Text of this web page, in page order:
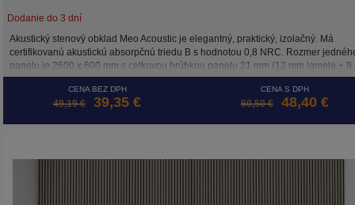
Dodanie do 3 dní
Akustický stenový obklad Meo Acoustic je elegantný, praktický, izolačný. Má
certifikovanú akustickú absorpčnú triedu B s hodnotou 0,8 NRC. Rozmer
panelu je 2600 x 600 mm s celkovou hrúbkou panelu 21 mm (12 mm lamela + 9
podložka). Inštalácia je možná 3 spôsobmi: skrutkami priamo do podkladu,
alebo na drevený rošt. Cena je za m2.
CENA BEZ DPH
49,19 € 39,35 €
CENA S DPH
60,50 € 48,40 €